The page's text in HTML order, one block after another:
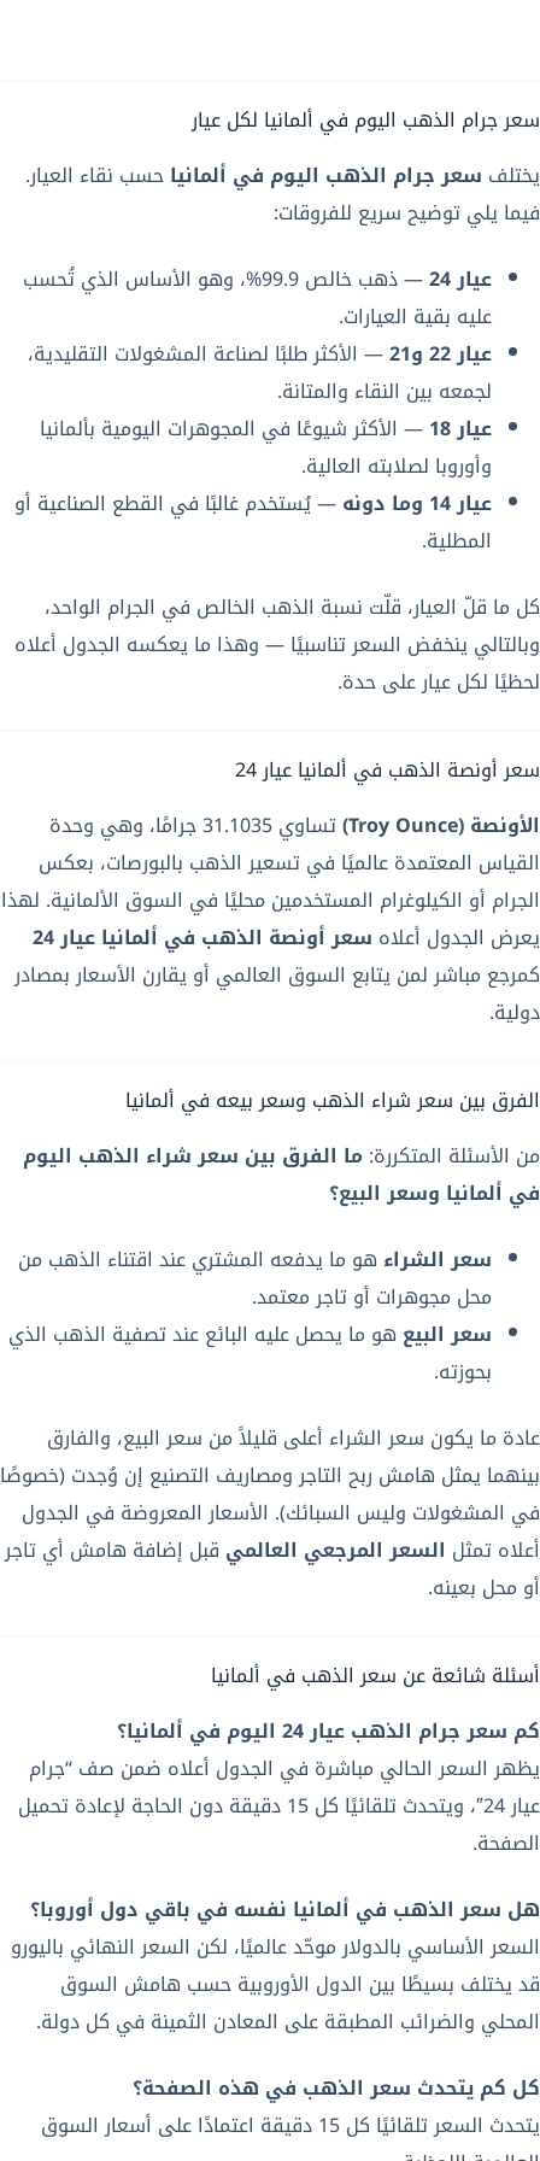
سعر جرام الذهب اليوم في ألمانيا لكل عيار
يختلف سعر جرام الذهب اليوم في ألمانياحسب نقاء العيار.
فيما يلي توضيح سريع للفروقات:
عيار 24
— ذهب خالص 99.9%، وهو الأساس الذي تُحسب
عليه بقية العيارات.
عيار 22 و21
— الأكثر طلبًا لصناعة المشغولات التقليدية،
لجمعه بين النقاء والمتانة.
عيار 18
— الأكثر شيوعًا في المجوهرات اليومية بألمانيا
وأوروبا لصلابته العالية.
عيار 14 وما دونه
— يُستخدم غالبًا في القطع الصناعية أو
المطلية.
كل ما قلّ العيار، قلّت نسبة الذهب الخالص في الجرام الواحد،
وبالتالي ينخفض السعر تناسبيًا — وهذا ما يعكسه الجدول أعلاه
لحظيًا لكل عيار على حدة.
سعر أونصة الذهب في ألمانيا عيار 24
الأونصة (Troy Ounce)
تساوي 31.1035 جرامًا، وهي وحدة
القياس المعتمدة عالميًا في تسعير الذهب بالبورصات، بعكس
الجرام أو الكيلوغرام المستخدمين محليًا في السوق الألمانية. لهذا
يعرض الجدول أعلاه سعر أونصة الذهب في ألمانيا عيار 24
كمرجع مباشر لمن يتابع السوق العالمي أو يقارن الأسعار بمصادر
دولية.
الفرق بين سعر شراء الذهب وسعر بيعه في ألمانيا
من الأسئلة المتكررة: ما الفرق بين سعر شراء الذهب اليوم
في ألمانيا وسعر البيع؟
سعر الشراء هو ما يدفعه المشتري عند اقتناء الذهب من
محل مجوهرات أو تاجر معتمد.
سعر البيع هو ما يحصل عليه البائع عند تصفية الذهب الذي
بحوزته.
عادة ما يكون سعر الشراء أعلى قليلاً من سعر البيع، والفارق
بينهما يمثل هامش ربح التاجر ومصاريف التصنيع إن وُجدت (خصوصًا
في المشغولات وليس السبائك). الأسعار المعروضة في الجدول
أعلاه تمثل السعر المرجعي العالمي قبل إضافة هامش أي تاجر
أو محل بعينه.
أسئلة شائعة عن سعر الذهب في ألمانيا
كم سعر جرام الذهب عيار 24 اليوم في ألمانيا؟
يظهر السعر الحالي مباشرة في الجدول أعلاه ضمن صف “جرام
عيار 24″، ويتحدث تلقائيًا كل 15 دقيقة دون الحاجة لإعادة تحميل
الصفحة.
هل سعر الذهب في ألمانيا نفسه في باقي دول أوروبا؟
السعر الأساسي بالدولار موحّد عالميًا، لكن السعر النهائي باليورو
قد يختلف بسيطًا بين الدول الأوروبية حسب هامش السوق
المحلي والضرائب المطبقة على المعادن الثمينة في كل دولة.
كل كم يتحدث سعر الذهب في هذه الصفحة؟
يتحدث السعر تلقائيًا كل 15 دقيقة اعتمادًا على أسعار السوق